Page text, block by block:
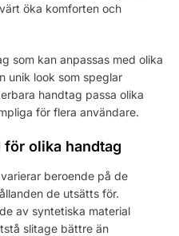
öka komforten och
som kan anpassas med olika
unik look som speglar
handtag passa olika
för flera användare.
olika handtag
beroende på de
de utsätts för.
av syntetiska material
slitage bättre än